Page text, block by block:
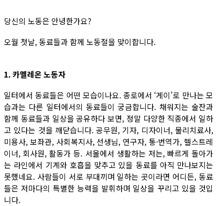
당신의 노동은 안녕한가요?
오월 첫날, 동료들과 함께 노동절을 맞이합니다.
1. 카멜레온 노동자
일터에서 동료들은 어떤 모습이나요. 종로에서 ‘게이’로 만나는 모
습과는 다른 일터에서의 동료들이 궁금합니다. 채워지는 술잔과
함께 동료들과 일상을 공유하다 보면, 정말 다양한 직종에서 일하
고 있다는 것을 깨닫습니다. 공무원, 기자, 디자이너, 물리치료사,
미용사, 보좌관, 사회복지사, 선생님, 연구자, 통·번역가, 헬스트레
이너, 회사원, 활동가 등. 서울에서 생활하는 저는, 빠르게 돌아가
는 라인에서 기계와 호흡을 맞추고 있을 동료를 아직 만나보지는
못했네요. 사람들이 서로 부대끼며 일하는 곳이라면 어디든, 동료
들은 저마다의 특별한 능력을 발휘하며 일상을 꾸리고 있을 것입
니다.